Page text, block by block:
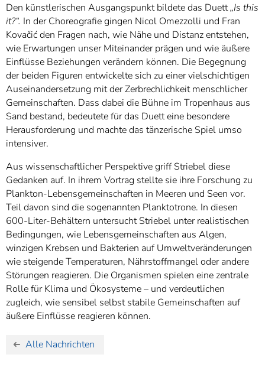
Den künstlerischen Ausgangspunkt bildete das Duett„Is this
it?“. In der Choreografie gingen Nicol Omezzolli und Fran
Kovačić den Fragen nach, wie Nähe und Distanz entstehen,
wie Erwartungen unser Miteinander prägen und wie äußere
Einflüsse Beziehungen verändern können. Die Begegnung
der beiden Figuren entwickelte sich zu einer vielschichtigen
Auseinandersetzung mit der Zerbrechlichkeit menschlicher
Gemeinschaften. Dass dabei die Bühne im Tropenhaus aus
Sand bestand, bedeutete für das Duett eine besondere
Herausforderung und machte das tänzerische Spiel umso
intensiver.
Aus wissenschaftlicher Perspektive griff Striebel diese
Gedanken auf. In ihrem Vortrag stellte sie ihre Forschung zu
Plankton-Lebensgemeinschaften in Meeren und Seen vor.
Teil davon sind die sogenannten Planktotrone. In diesen
600-Liter-Behältern untersucht Striebel unter realistischen
Bedingungen, wie Lebensgemeinschaften aus Algen,
winzigen Krebsen und Bakterien auf Umweltveränderungen
wie steigende Temperaturen, Nährstoffmangel oder andere
Störungen reagieren. Die Organismen spielen eine zentrale
Rolle für Klima und Ökosysteme – und verdeutlichen
zugleich, wie sensibel selbst stabile Gemeinschaften auf
äußere Einflüsse reagieren können.
Alle Nachrichten